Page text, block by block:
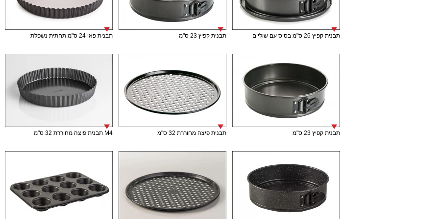
תבנית קפיץ 26 ס"מ בסיס עם שוליים תבנית קפיץ 23 ס"מ תבנית פאי 24 ס"מ תחתית נשפלת
תבנית קפיץ 23 ס"מ תבנית פיצה מחוררת 32 ס"מ M4 תבנית פיצה מחוררת 32 ס"מ